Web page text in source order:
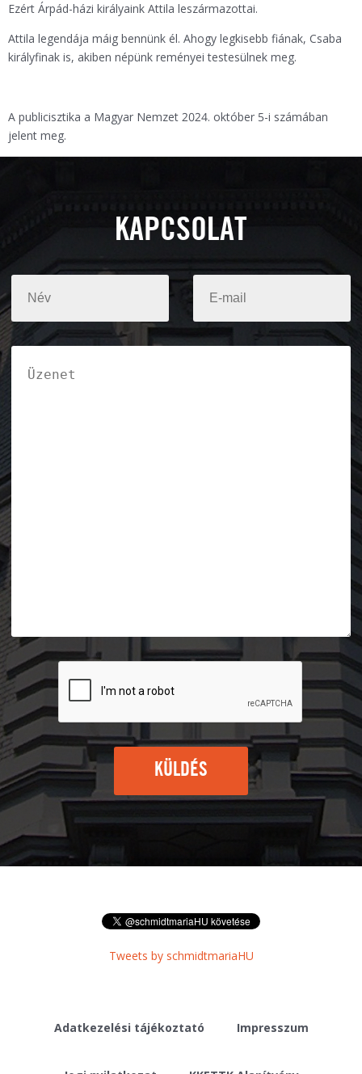
Ezért Árpád-házi királyaink Attila leszármazottai.
Attila legendája máig bennünk él. Ahogy legkisebb fiának, Csaba
királyfinak is, akiben népünk reményei testesülnek meg.
A publicisztika a Magyar Nemzet 2024. október 5-i számában
jelent meg.
KAPCSOLAT
KÜLDÉS
Tweets by schmidtmariaHU
Adatkezelési tájékoztató Impresszum